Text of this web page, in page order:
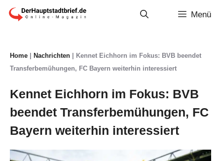
Zum
Menü
Home Nachrichten
Kennet Eichhorn im Fokus: BVB beendet
Transferbemühungen, FC Bayern weiterhin interessiert
Kennet Eichhorn im Fokus: BVB
beendet Transferbemühungen, FC
Bayern weiterhin interessiert